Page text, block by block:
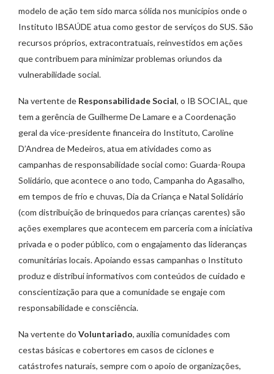
modelo de ação tem sido marca sólida nos municípios onde o
Instituto IBSAÚDE atua como gestor de serviços do SUS. São
recursos próprios, extracontratuais, reinvestidos em ações
que contribuem para minimizar problemas oriundos da
vulnerabilidade social.
Na vertente de Responsabilidade Social, o IB SOCIAL, que
tem a gerência de Guilherme De Lamare e a Coordenação
geral da vice-presidente financeira do Instituto, Caroline
D’Andrea de Medeiros, atua em atividades como as
campanhas de responsabilidade social como: Guarda-Roupa
Solidário, que acontece o ano todo, Campanha do Agasalho,
em tempos de frio e chuvas, Dia da Criança e Natal Solidário
(com distribuição de brinquedos para crianças carentes) são
ações exemplares que acontecem em parceria com a iniciativa
privada e o poder público, com o engajamento das lideranças
comunitárias locais. Apoiando essas campanhas o Instituto
produz e distribui informativos com conteúdos de cuidado e
conscientização para que a comunidade se engaje com
responsabilidade e consciência.
Na vertente do Voluntariado, auxilia comunidades com
cestas básicas e cobertores em casos de ciclones e
catástrofes naturais, sempre com o apoio de organizações,